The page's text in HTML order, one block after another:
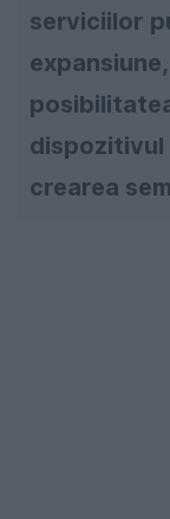
serviciilor
crearea